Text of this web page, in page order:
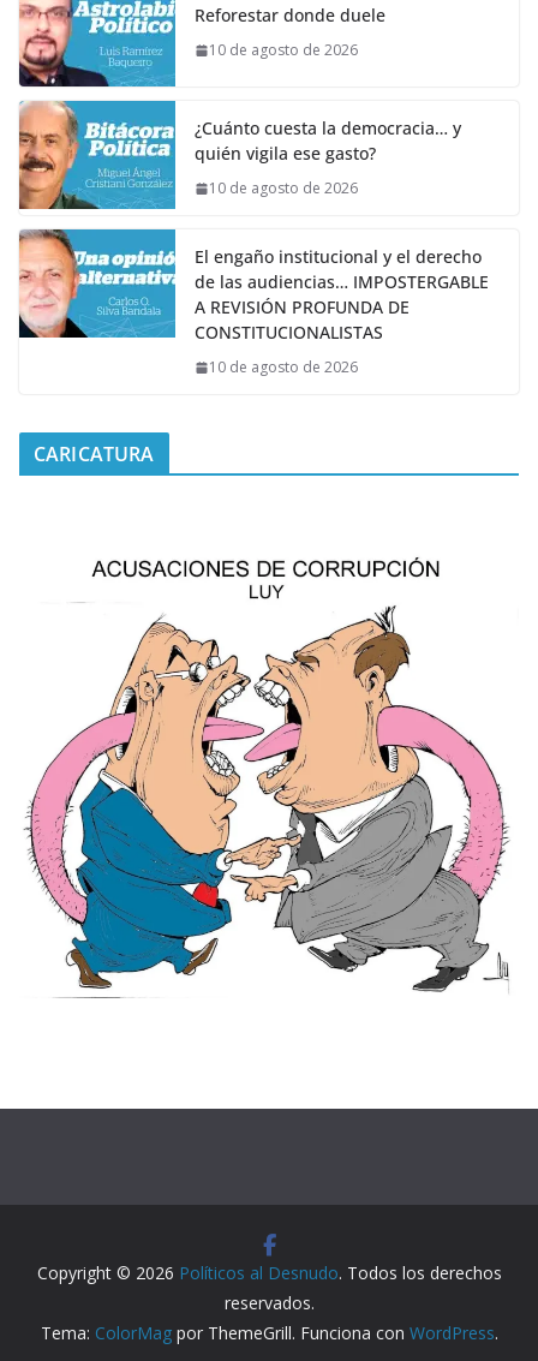
Reforestar donde duele
10 de agosto de 2026
¿Cuánto cuesta la democracia… y
quién vigila ese gasto?
10 de agosto de 2026
El engaño institucional y el derecho
de las audiencias… IMPOSTERGABLE
A REVISIÓN PROFUNDA DE
CONSTITUCIONALISTAS
10 de agosto de 2026
CARICATURA
Copyright © 2026 Políticos al Desnudo. Todos los derechos
reservados.
Tema: ColorMagpor ThemeGrill. Funciona con WordPress.